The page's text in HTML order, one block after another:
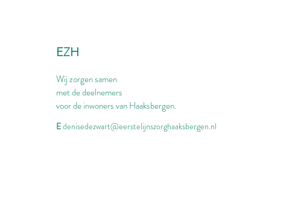
EZH
Wij zorgen samen
met de deelnemers
voor de inwoners van Haaksbergen.
Edenisedezwart@eerstelijnszorghaaksbergen.nl